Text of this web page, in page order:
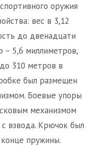
оружия
вес в 3,12
до двенадцати
– 5,6 миллиметров,
310 метров в
был размещен
Боевые упоры
механизмом
с взвода. Крючок был
пружины.